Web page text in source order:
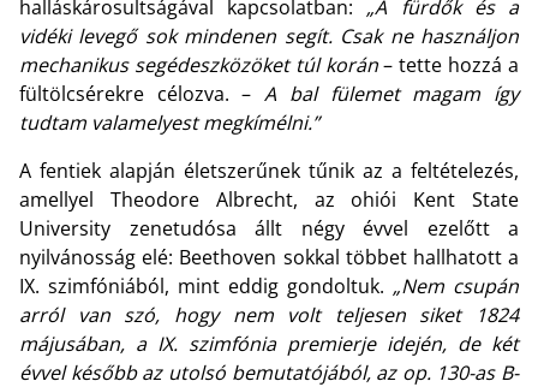
halláskárosultságával kapcsolatban: „A fürdők és a
vidéki levegő sok mindenen segít. Csak ne használjon
mechanikus segédeszközöket túl korán– tette hozzá a
fültölcsérekre célozva. –A bal fülemet magam így
tudtam valamelyest megkímélni.”
A fentiek alapján életszerűnek tűnik az a feltételezés,
amellyel Theodore Albrecht, az ohiói Kent State
University zenetudósa állt négy évvel ezelőtt a
nyilvánosság elé: Beethoven sokkal többet hallhatott a
IX. szimfóniából, mint eddig gondoltuk. „Nem csupán
arról van szó, hogy nem volt teljesen siket 1824
májusában, a IX. szimfónia premierje idején, de két
évvel később az utolsó bemutatójából, az op. 130-as B-